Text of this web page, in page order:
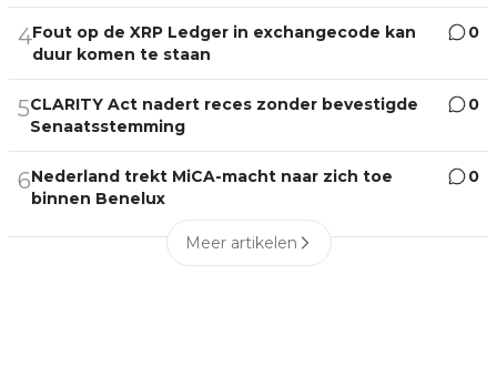
4Fout op de XRP Ledger in exchangecode kan
duur komen te staan
0
5CLARITY Act nadert reces zonder bevestigde
Senaatsstemming
0
6Nederland trekt MiCA-macht naar zich toe
binnen Benelux
0
Meer artikelen